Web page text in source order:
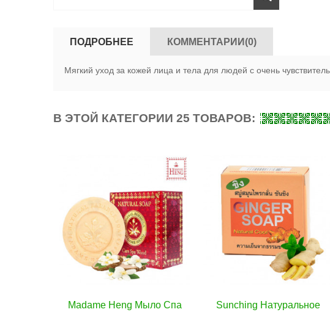
ПОДРОБНЕЕ КОММЕНТАРИИ(0)
Мягкий уход за кожей лица и тела для людей с очень
В ЭТОЙ КАТЕГОРИИ 25 ТОВАРОВ:
В корзину
Sunching Натуральное
В корзину
Madame Heng Merry Bell